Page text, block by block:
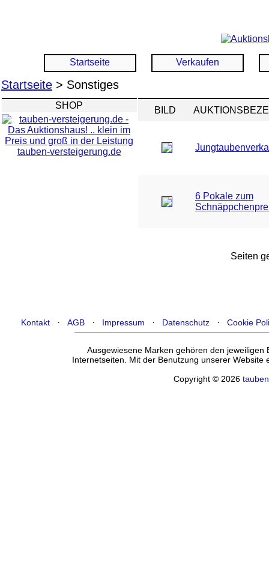
Startseite Verkaufen
Startseite > Sonstiges
SHOP
tauben-versteigerung.de
BILD
6 Pokale zum
Seiten
Kontakt · AGB · Impressum · Datenschutz · Cookie
Ausgewiesene Marken gehören den
Internetseiten. Mit der Benutzung unserer Website
Copyright © 2026